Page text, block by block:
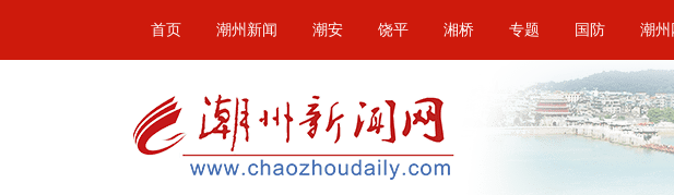
首页 潮州新闻 潮安 饶平 湘桥 专题 国防 潮州